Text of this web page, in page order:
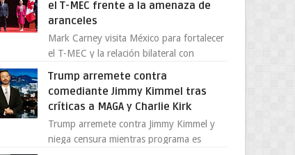
el T-MEC frente a la amenaza de
aranceles
Mark Carney visita México para fortalecer
el T-MEC y la relación bilateral con
provocada por la ofen...
Trump arremete contra
comediante Jimmy Kimmel tras
críticas a MAGA y Charlie Kirk
Trump arremete contra Jimmy Kimmel y
niega censura mientras programa es